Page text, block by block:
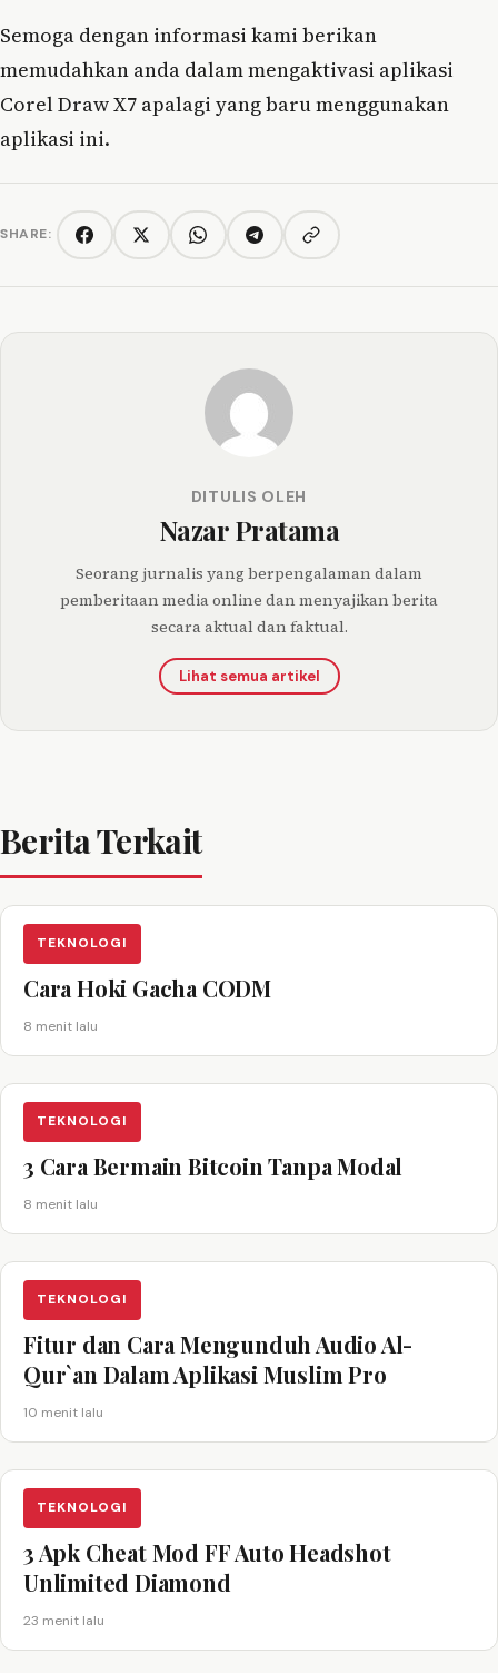
Semoga dengan informasi kami berikan
memudahkan anda dalam mengaktivasi aplikasi
Corel Draw X7 apalagi yang baru menggunakan
aplikasi ini.
SHARE: FacebookTwitter/XWhatsAppTelegramCopy link
DITULIS OLEH
Nazar Pratama
Seorang jurnalis yang berpengalaman dalam
pemberitaan media online dan menyajikan berita
secara aktual dan faktual.
Lihat semua artikel
Berita Terkait
TEKNOLOGI
Cara Hoki Gacha CODM
8 menit lalu
TEKNOLOGI
3 Cara Bermain Bitcoin Tanpa Modal
8 menit lalu
TEKNOLOGI
Fitur dan Cara Mengunduh Audio Al-
Qur`an Dalam Aplikasi Muslim Pro
10 menit lalu
TEKNOLOGI
3 Apk Cheat Mod FF Auto Headshot
Unlimited Diamond
23 menit lalu